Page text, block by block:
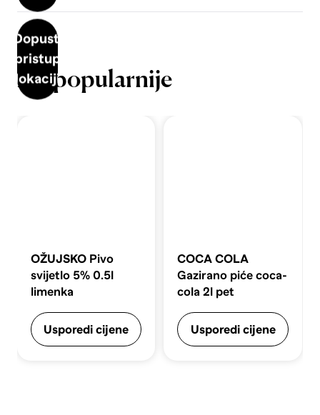
Dopusti
pristup
lokaciji
Najpopularnije
OŽUJSKO Pivo
svijetlo 5% 0.5l
limenka
Usporedi cijene
COCA COLA
Gazirano piće coca-
cola 2l pet
Usporedi cijene